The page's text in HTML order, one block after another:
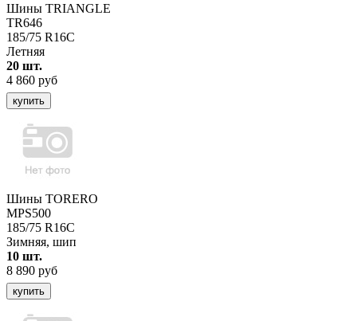
Шины TRIANGLE
TR646
185/75 R16C
Летняя
20 шт.
4 860 руб
купить
Шины TORERO
MPS500
185/75 R16C
Зимняя, шип
10 шт.
8 890 руб
купить